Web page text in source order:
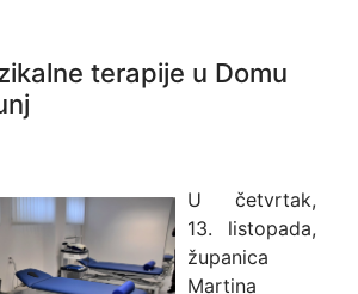
terapije u Domu
U četvrtak,
13. listopada,
županica
Martina